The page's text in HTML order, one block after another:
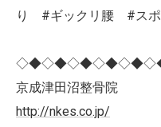
り #ギックリ腰 #スポ
京成津田沼整骨院
http://nkes.co.jp/